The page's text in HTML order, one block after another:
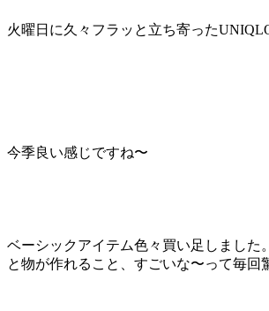
火曜日に久々フラッと立ち寄った
今季良い感じですね〜
ベーシックアイテム色々買い足しました
と物が作れること、すごいな〜って毎回